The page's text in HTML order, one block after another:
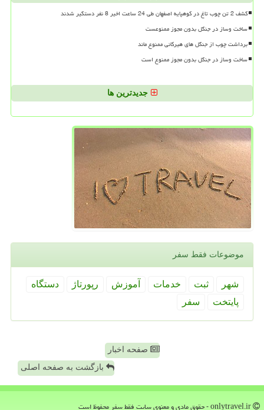
کشف 2 تن چوب تاغ در کوهپایه اصفهان طی 24 ساعت اخیر 8 نفر دستگیر شدند
ساخت وساز در جنگل بدون مجوز ممنوعست
برداشت چوب از جنگل های هیرکانی ممنوع ماند
ساخت وساز در جنگل بدون مجوز ممنوع است
جدیدترین ها
موضوعات فقط سفر
شهر ثبت خدمات آموزش رپورتاژ
دستگاه
پایتخت
سفر
صفحه اخبار
بازگشت به صفحه اصلی